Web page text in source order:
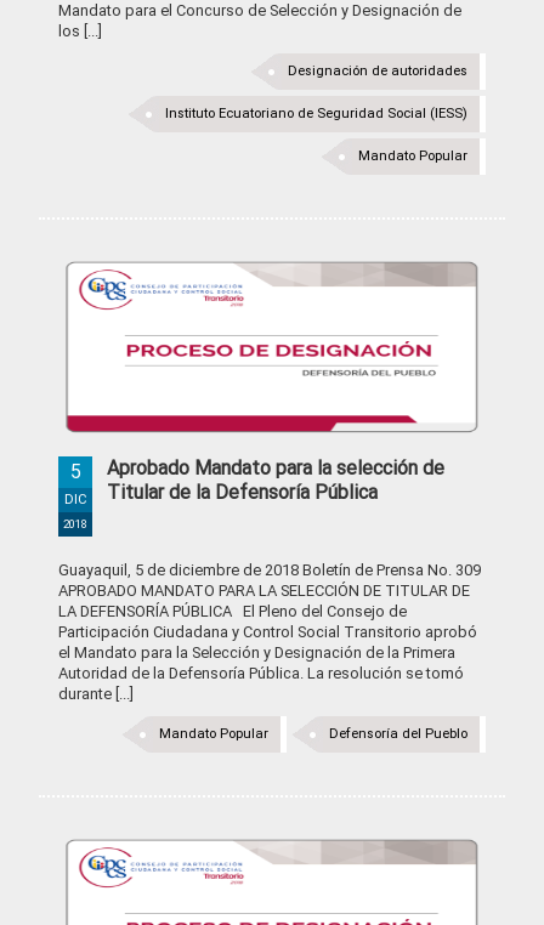
Mandato para el Concurso de Selección y Designación de
los [...]
Designación de autoridades
Instituto Ecuatoriano de Seguridad Social (IESS)
Mandato Popular
Aprobado Mandato para la selección de
Titular de la Defensoría Pública
5
DIC
2018
Guayaquil, 5 de diciembre de 2018 Boletín de Prensa No. 309
APROBADO MANDATO PARA LA SELECCIÓN DE TITULAR DE
LA DEFENSORÍA PÚBLICA El Pleno del Consejo de
Participación Ciudadana y Control Social Transitorio aprobó
el Mandato para la Selección y Designación de la Primera
Autoridad de la Defensoría Pública. La resolución se tomó
durante [...]
Defensoría del Pueblo
Mandato Popular